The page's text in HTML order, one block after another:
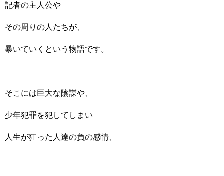
記者の主人公や
その周りの人たちが、
暴いていくという物語です。
そこには巨大な陰謀や、
少年犯罪を犯してしまい
人生が狂った人達の負の感情、